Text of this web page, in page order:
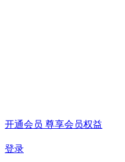
开通会员 尊享会员权益
登录